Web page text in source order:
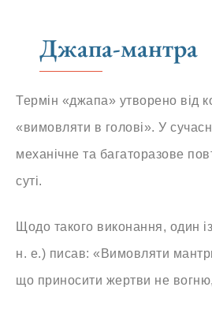
Джапа-мантра
Термін «джапа» утворено від
«вимовляти в голові». У
механічне та багаторазове
суті.
Щодо такого виконання, один
н. е.) писав: «Вимовляти
що приносити жертви не